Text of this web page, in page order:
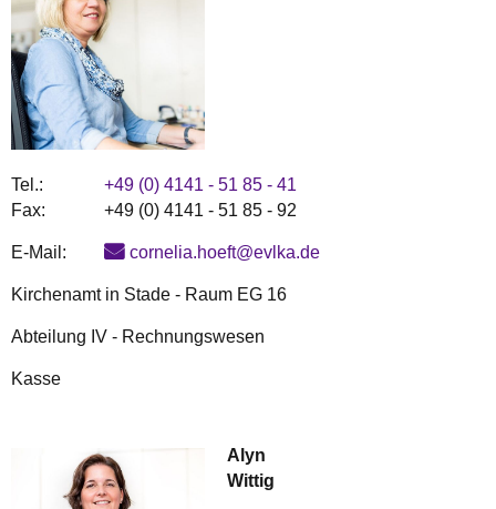
Tel.:
+49 (0) 4141 - 51 85 - 41
Fax:
+49 (0) 4141 - 51 85 - 92
E-Mail: cornelia.hoeft@evlka.de
Kirchenamt in Stade - Raum EG 16
Abteilung IV - Rechnungswesen
Kasse
Alyn
Wittig